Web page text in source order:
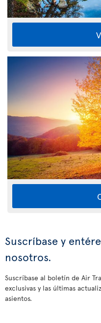
Suscríbase y
nosotros.
Suscríbase al boletín de Air
exclusivas y las últimas
asientos.